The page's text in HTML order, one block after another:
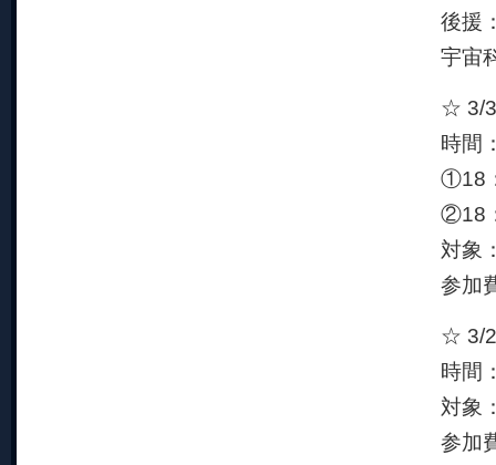
後援
宇宙
☆ 3/3
時間
①18
②18
対象
参加
☆ 3/
時間
対象
参加